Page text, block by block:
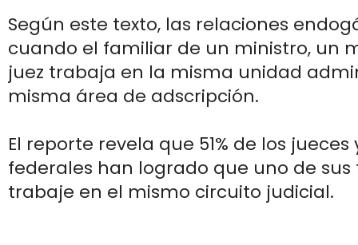
Según este texto, las relaciones
cuando el familiar de un ministro, un
juez trabaja en la misma unidad
misma área de adscripción.
El reporte revela que 51% de los
federales han logrado que uno de
trabaje en el mismo circuito judicial.